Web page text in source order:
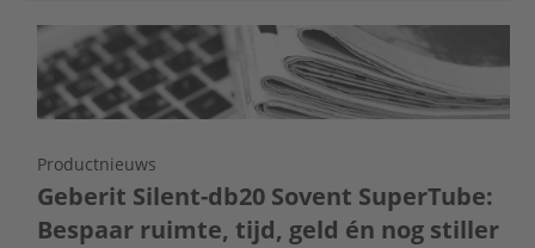
Productnieuws
Geberit Silent-db20 Sovent SuperTube:
Bespaar ruimte, tijd, geld én nog stiller